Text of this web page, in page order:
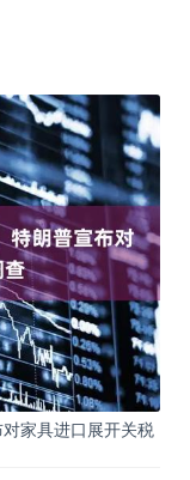
家具进口展开关税